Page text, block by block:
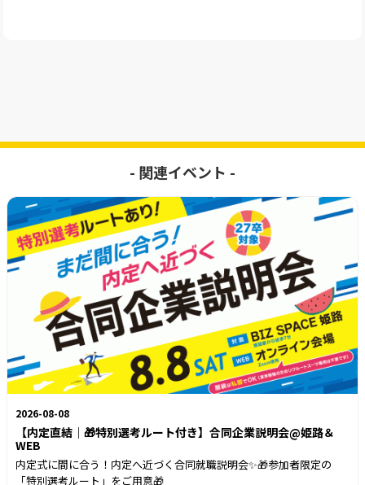
- 関連イベント -
2026-08-08
【内定直結｜🎁特別選考ルート付き】合同企業説明会@姫路＆
WEB
内定式に間に合う！内定へ近づく合同就職説明会✨🎁参加者限定の
「特別選考ルート」をご用意🎁